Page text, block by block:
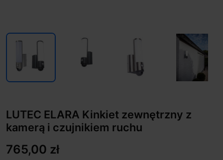
LUTEC ELARA Kinkiet zewnętrzny z
kamerą i czujnikiem ruchu
765,00 zł